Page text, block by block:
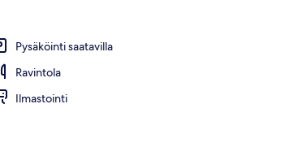
Pysäköinti saatavilla
Ravintola
Ilmastointi